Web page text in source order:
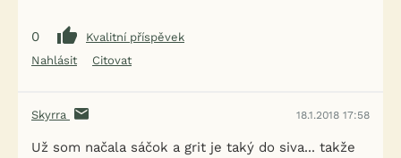
0
Kvalitní příspěvek
Nahlásit
Citovat
Skyrra 18.1.2018 17:58
Už som načala sáčok a grit je taký do siva... takže